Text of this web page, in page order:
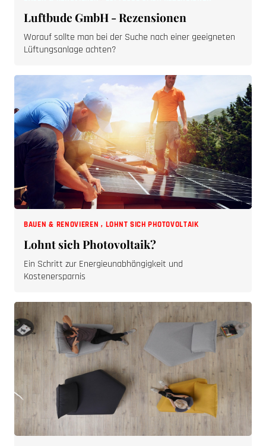
Worauf sollte man bei der Suche nach einer geeigneten
Lüftungsanlage achten?
BAUEN & RENOVIEREN,LOHNT SICH PHOTOVOLTAIK
Lohnt sich Photovoltaik?
Ein Schritt zur Energieunabhängigkeit und
Kostenersparnis
BAUEN & RENOVIEREN,LIVOM BEWERTUNGEN